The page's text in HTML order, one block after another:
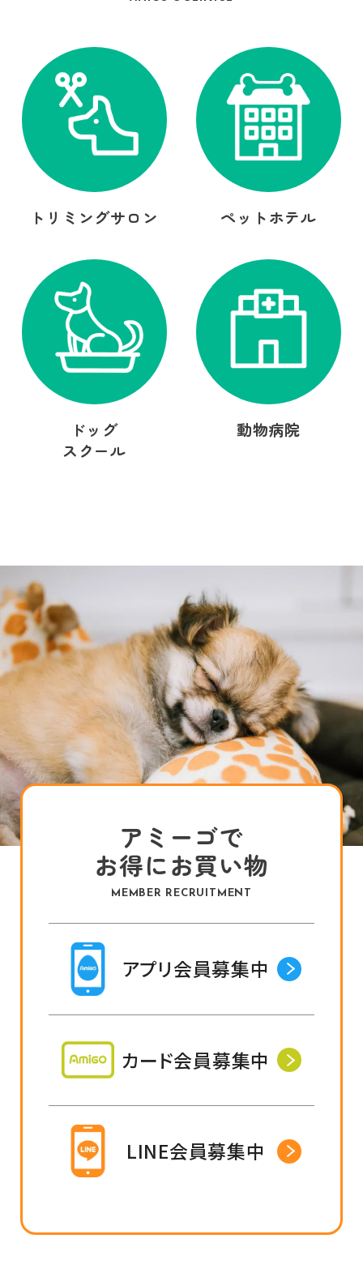
トリミングサロン ペットホテル
ドッグ
スクール
動物病院
アミーゴで
お得にお買い物
MEMBER RECRUITMENT
アプリ会員募集中
カード会員募集中
LINE会員募集中